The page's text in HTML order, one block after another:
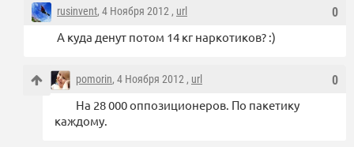
0
rusinvent, 4 Ноября 2012 , url
А куда денут потом 14 кг наркотиков? :)
0
pomorin, 4 Ноября 2012 , url
На 28 000 оппозиционеров. По пакетику
каждому.